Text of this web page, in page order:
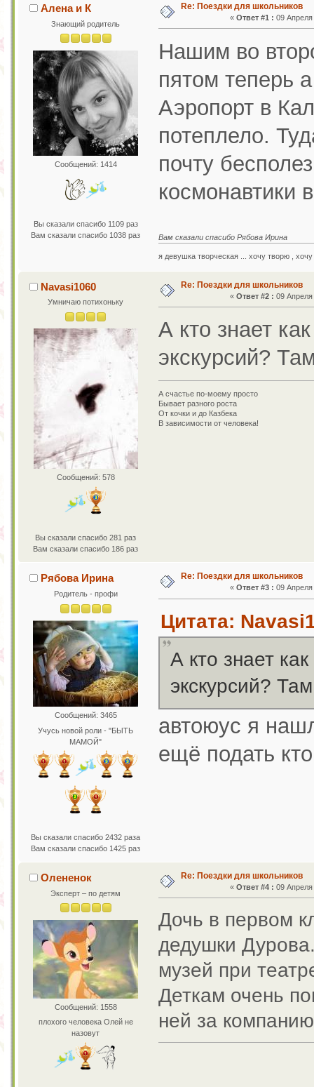
Алена и К
Знающий родитель
Сообщений: 1414
Вы сказали спасибо 1109 раз
Вам сказали спасибо 1038 раз
Re: Поездки для школьников
«Ответ #1 : 09
Нашим во
пятом теперь
Аэропорт в
потеплело.
почту
космонавтики
Вам сказали спасибо Рябова Ирина
я девушка творческая ... хочу творю ,
Navasi1060
Умничаю потихоньку
Сообщений: 578
Вы сказали спасибо 281 раз
Вам сказали спасибо 186 раз
Re: Поездки для школьников
«Ответ #2 : 09
А кто знает
экскурсий?
А счастье по-моему просто
Бывает разного роста
От кочки и до Казбека
В зависимости от человека!
Рябова Ирина
Родитель - профи
Сообщений: 3465
Учусь новой роли - "БЫТЬ
МАМОЙ"
Вы сказали спасибо 2432 раза
Вам сказали спасибо 1425 раз
Re: Поездки для школьников
«Ответ #3 : 09
Цитата:
А кто знает
экскурсий?
автоюус я
ещё подать
Олененок
Эксперт – по детям
Сообщений: 1558
плохого человека Олей не
назовут
Re: Поездки для школьников
«Ответ #4 : 09
Дочь в первом
дедушки
музей при
Деткам очень
ней за